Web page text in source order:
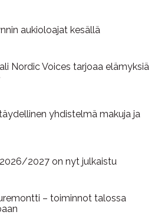
aukioloajat kesällä
Nordic Voices tarjoaa elämyksiä
yhdistelmä makuja ja
2027 on nyt julkaistu
– toiminnot talossa